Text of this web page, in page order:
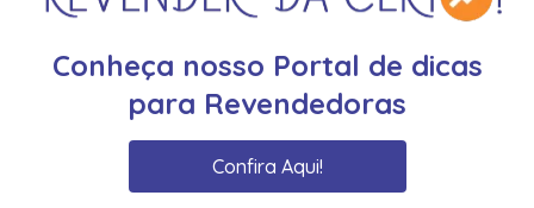
Conheça nosso Portal de dicas
para Revendedoras
Confira Aqui!